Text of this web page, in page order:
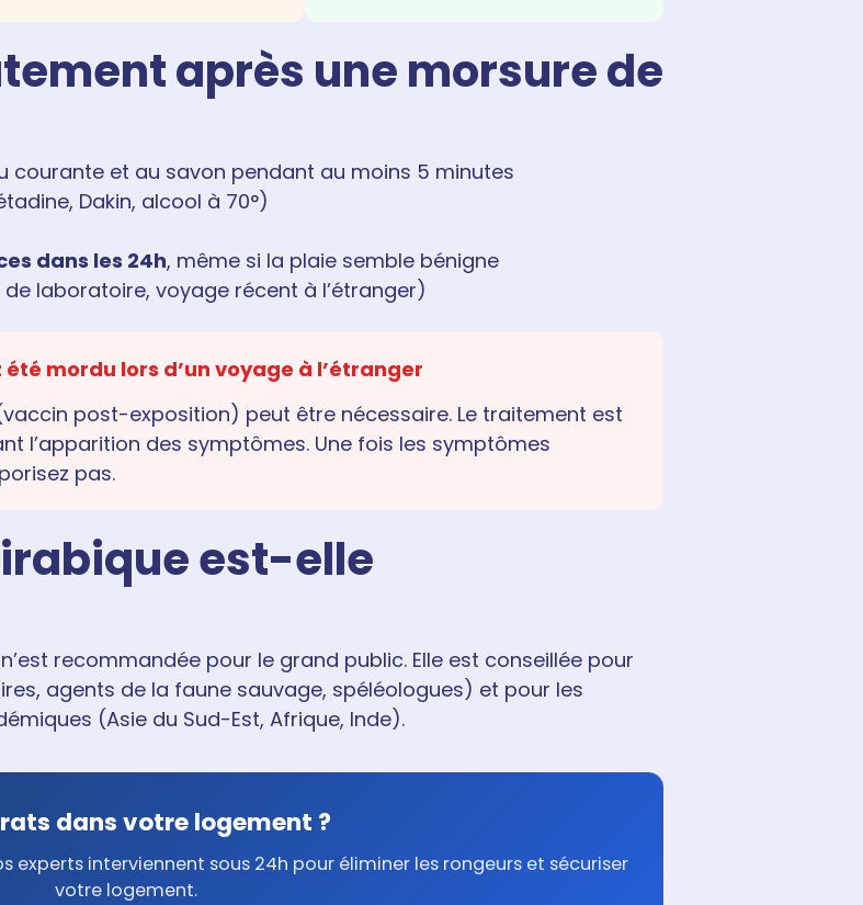
après une morsure de
courante et au savon pendant au moins 5 minutes
Dakin, alcool à 70°)
dans les 24h, même si la plaie semble bénigne
laboratoire, voyage récent à l’étranger)
mordu lors d’un voyage à l’étranger
post-exposition) peut être nécessaire. Le traitement est
l’apparition des symptômes. Une fois les symptômes
pas.
est-elle
recommandée pour le grand public. Elle est conseillée pour
agents de la faune sauvage, spéléologues) et pour les
(Asie du Sud-Est, Afrique, Inde).
rats dans votre logement ?
experts interviennent sous 24h pour éliminer les rongeurs et sécuriser
votre logement.